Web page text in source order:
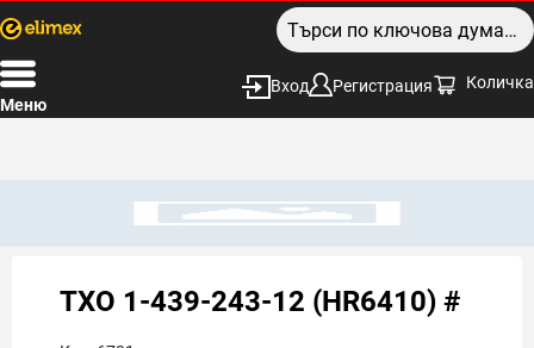
Меню
Вход Регистрация Количка
TXO 1-439-243-12 (HR6410) #